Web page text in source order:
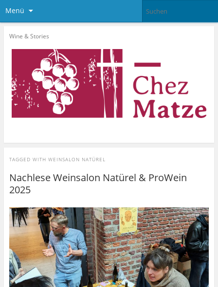
Menü
Wine & Stories
TAGGED WITH WEINSALON NATÜREL
Nachlese Weinsalon Natürel & ProWein
2025